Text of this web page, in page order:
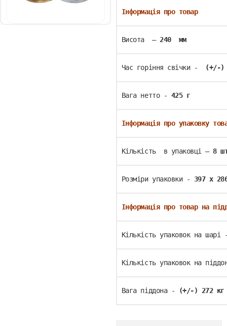
Інформація про товар
Висота  – 240  мм
Час горіння свічки - (+/-)
Вага нетто - 425 г
Інформація про упаковку
Кількість  в упаковці – 8
Розміри упаковки - 397 х
Інформація про товар на
Кількість упаковок на шарі
Кількість упаковок на
Вага піддона - (+/-) 272 кг